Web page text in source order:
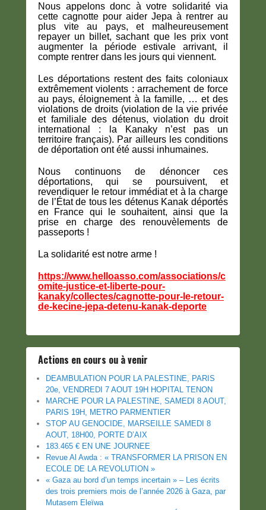
Nous appelons donc à votre solidarité via
cette cagnotte pour aider Jepa à rentrer au
plus vite au pays, et malheureusement
repayer un billet, sachant que les prix vont
augmenter la période estivale arrivant, il
compte rentrer dans les jours qui viennent.
Les déportations restent des faits coloniaux
extrêmement violents : arrachement de force
au pays, éloignement à la famille, … et des
violations de droits (violation de la vie privée
et familiale des détenus, violation du droit
international : la Kanaky n’est pas un
territoire français). Par ailleurs les conditions
de déportation ont été aussi inhumaines.
Nous continuons de dénoncer ces
déportations, qui se poursuivent, et
revendiquer le retour immédiat et à la charge
de l’État de tous les détenus Kanak déportés
en France qui le souhaitent, ainsi que la
prise en charge des renouvèlements de
passeports !
La solidarité est notre arme !
https://www.helloasso.com/associations/c
omite-justice-et-liberte-pour-
kanaky/collectes/cagnotte-pour-le-retour-
de-kecine-jepa-detenu-kanak-deporte
Actions en cours ou à venir
DEAMBULATION POUR LA PALESTINE, PARIS
20e, VENDREDI 7 AOUT 19H HOPITAL TENON
MARCHE POUR LA PALESTINE, SAMEDI 8 AOUT,
PARIS 19H, METRO PARMENTIER
STOP AU GENOCIDE, MARSEILLE SAMEDI 8
AOUT, 18H00, PORTE D’AIX
183.465 € EN UNE JOURNEE
Revue Al Awda : « TRANSFORMER LA PRISON EN
ECOLE DE LA REVOLUTION »
« Gaza au bord d’un temps incertain » – Les écrits
des trois premiers mois de l’année 2026 à Gaza, par
Mutasem Eleïwa